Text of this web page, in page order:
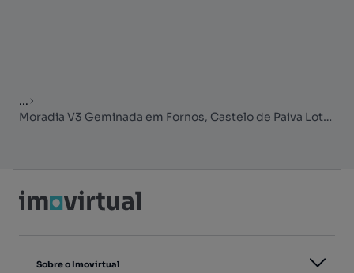
...
Moradia V3 Geminada em Fornos, Castelo de Paiva Lote 2- Fração C
Sobre o Imovirtual